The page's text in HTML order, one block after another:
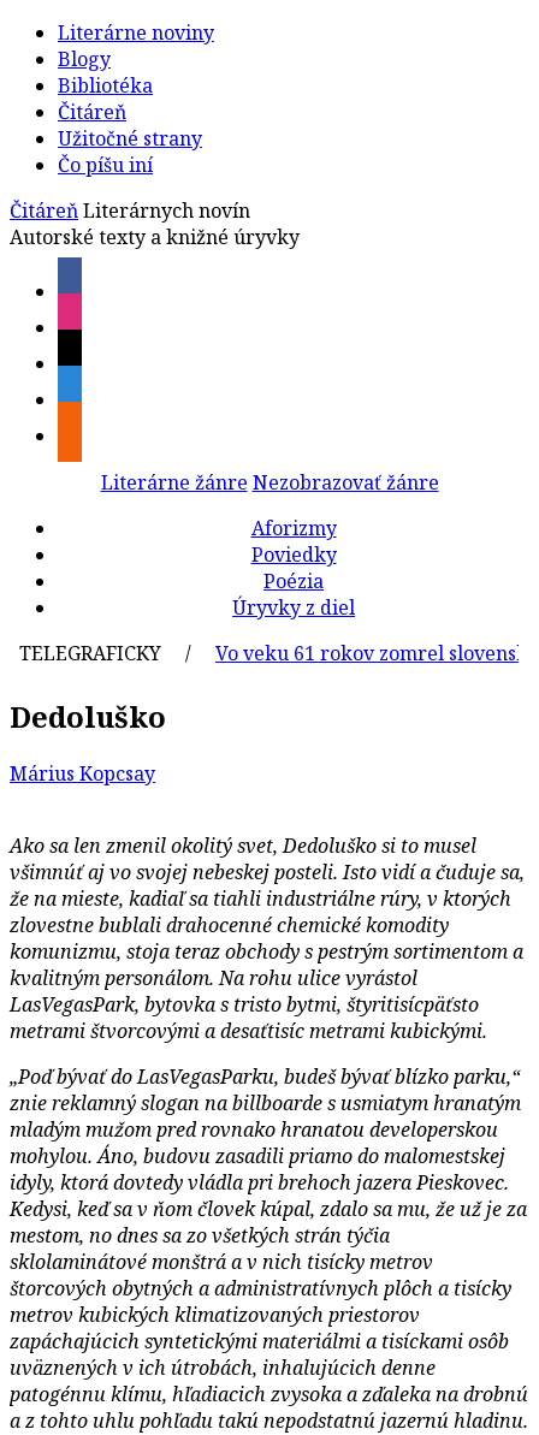
Literárne noviny
Blogy
Bibliotéka
Čitáreň
Užitočné strany
Čo píšu iní
ČitáreňLiterárnych novín
Autorské texty a knižné úryvky
Literárne žánre Nezobrazovať žánre
Aforizmy
Poviedky
Poézia
Úryvky z diel
/Vo veku 61 rokov zomrel slovenský
Dedoluško
Márius Kopcsay
Ako sa len zmenil okolitý svet, Dedoluško si to musel
všimnúť aj vo svojej nebeskej posteli. Isto vidí a čuduje sa,
že na mieste, kadiaľ sa tiahli industriálne rúry, v ktorých
zlovestne bublali drahocenné chemické komodity
komunizmu, stoja teraz obchody s pestrým sortimentom a
kvalitným personálom. Na rohu ulice vyrástol
LasVegasPark, bytovka s tristo bytmi, štyritisícpäťsto
metrami štvorcovými a desaťtisíc metrami kubickými.
„Poď bývať do LasVegasParku, budeš bývať blízko parku,“
znie reklamný slogan na billboarde s usmiatym hranatým
mladým mužom pred rovnako hranatou developerskou
mohylou. Áno, budovu zasadili priamo do malomestskej
idyly, ktorá dovtedy vládla pri brehoch jazera Pieskovec.
Kedysi, keď sa v ňom človek kúpal, zdalo sa mu, že už je za
mestom, no dnes sa zo všetkých strán týčia
sklolaminátové monštrá a v nich tisícky metrov
štorcových obytných a administratívnych plôch a tisícky
metrov kubických klimatizovaných priestorov
zapáchajúcich syntetickými materiálmi a tisíckami osôb
uväznených v ich útrobách, inhalujúcich denne
patogénnu klímu, hľadiacich zvysoka a zďaleka na drobnú
a z tohto uhlu pohľadu takú nepodstatnú jazernú hladinu.